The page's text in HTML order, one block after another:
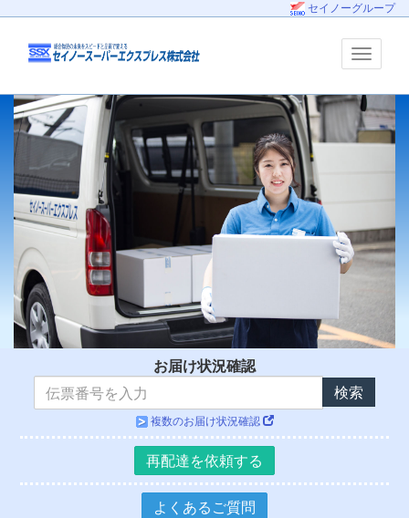
セイノーグループ
お届け状況確認
複数のお届け状況確認
再配達を依頼する
よくあるご質問